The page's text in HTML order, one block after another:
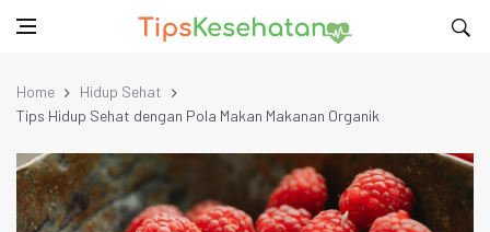
Home
Hidup Sehat
Tips Hidup Sehat dengan Pola Makan Makanan Organik